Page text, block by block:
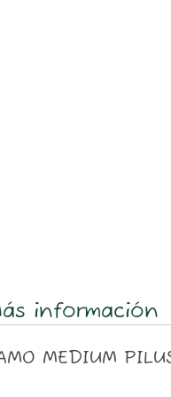
información
MEDIUM